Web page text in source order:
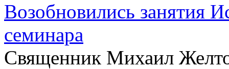
Возобновились занятия
семинара
Cвященник Михаил